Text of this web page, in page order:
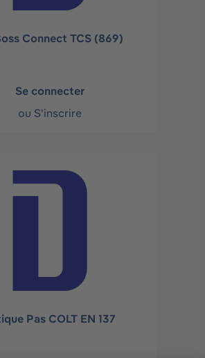
Connect TCS (869)
Se connecter
ou S'inscrire
Pas COLT EN 137